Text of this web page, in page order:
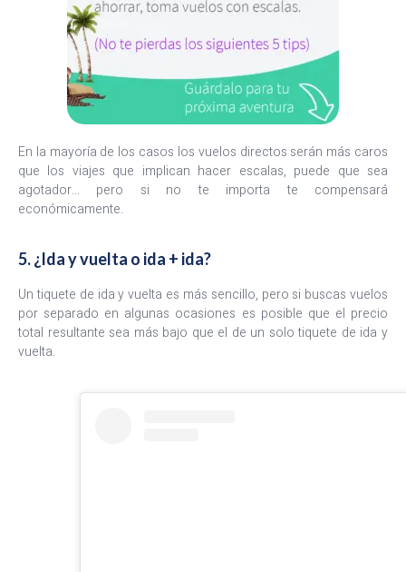
En la mayoría de los casos los vuelos directos serán más caros
que los viajes que implican hacer escalas, puede que sea
agotador… pero si no te importa te compensará
económicamente.
5. ¿Ida y vuelta o ida + ida?
Un tiquete de ida y vuelta es más sencillo, pero si buscas vuelos
por separado en algunas ocasiones es posible que el precio
total resultante sea más bajo que el de un solo tiquete de ida y
vuelta.